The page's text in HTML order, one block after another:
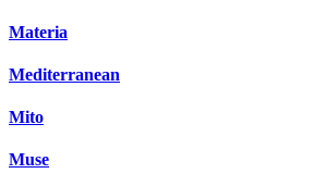
Materia
Mediterranean
Mito
Muse